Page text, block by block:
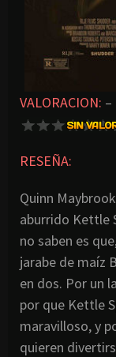
VALORACION: –
RESEÑA:
Quinn
aburrido Kettle
no saben es
jarabe de maíz
en dos. Por un
por que Kettle
maravilloso, y
quieren